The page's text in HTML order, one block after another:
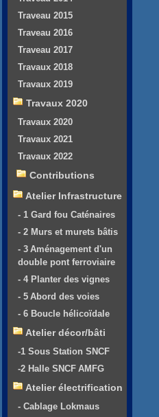
Traveau 2015
Traveau 2016
Traveau 2017
Travaux 2018
Travaux 2019
Travaux 2020
Travaux 2020
Travaux 2021
Travaux 2022
Contributions
Atelier Infrastructure
- 1 Gard fou Caténaires
- 2 Murs et murets bâtis
- 3 Aménagement d'un
double pont ferroviaire
- 4 Planter des vignes
- 5 Abord des voies
- 6 Boucle hélicoïdale
Atelier décor/bâti
-1 Sous Station SNCF
-2 Halle SNCF AMFG
Atelier électrification
- Cablage Lokmaus